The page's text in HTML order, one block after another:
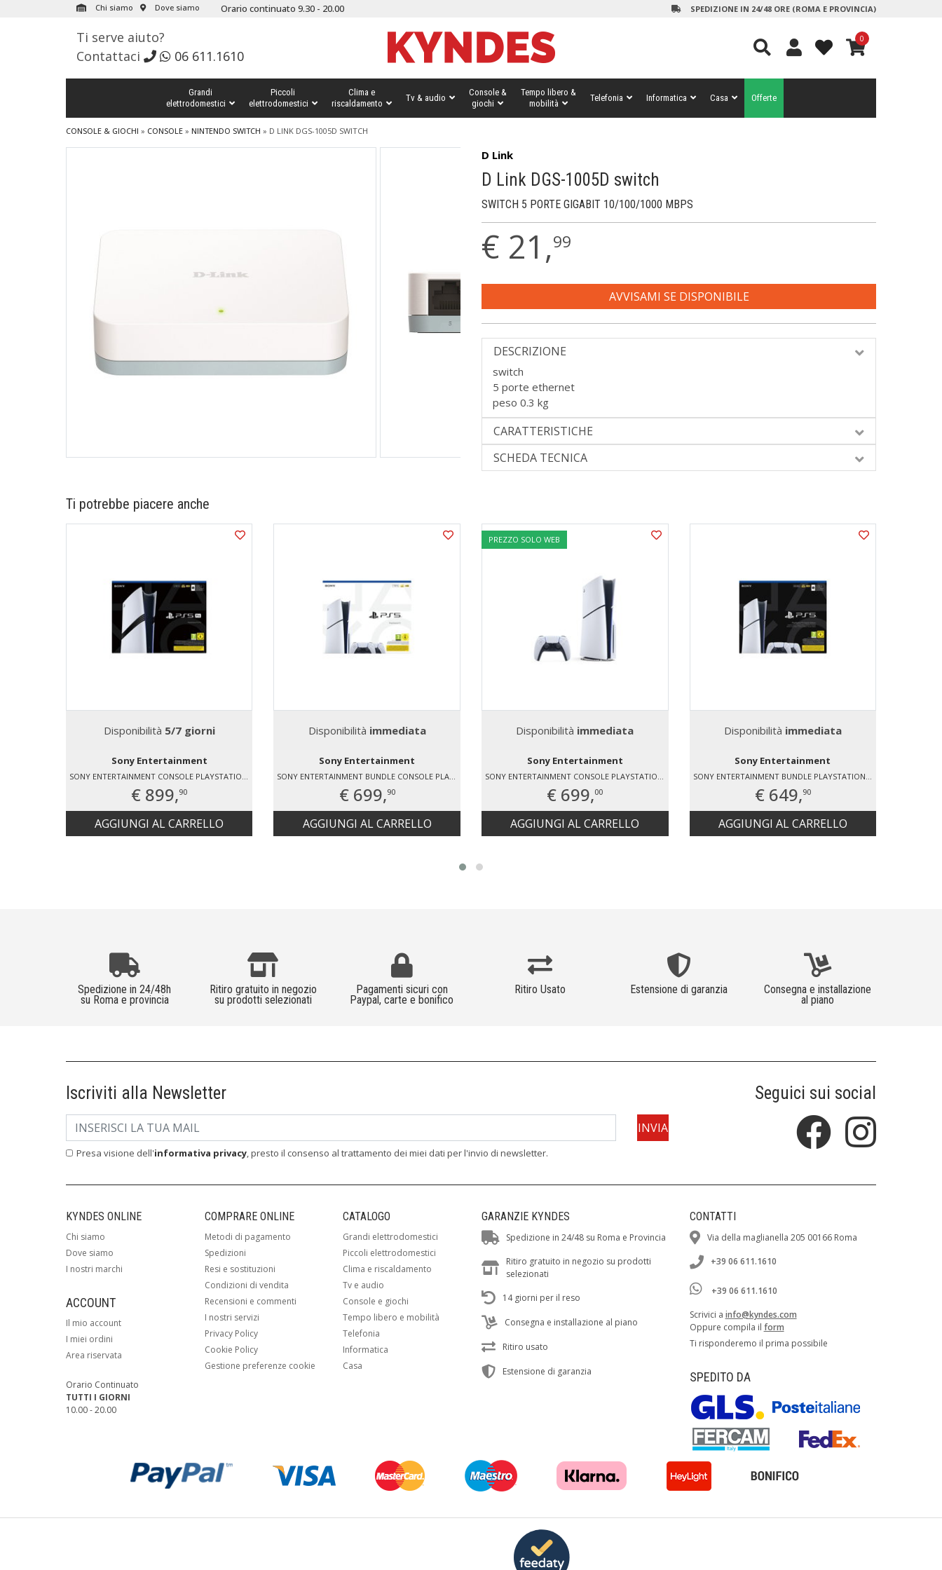
Chi siamo Dove siamo Orario continuato 9.30 - 20.00 SPEDIZIONE IN 24/48 ORE (ROMA E PROVINCIA)
Ti serve aiuto?
Contattaci
06 611.1610
0
Grandi
elettrodomestici
Piccoli
elettrodomestici
Clima e
riscaldamento
Tv & audio
Console &
giochi
Tempo libero &
mobilità
Telefonia Informatica Casa Offerte
CONSOLE & GIOCHI » CONSOLE» NINTENDO SWITCH » D LINK DGS-1005D SWITCH
D Link
D Link DGS-1005D switch
SWITCH 5 PORTE GIGABIT 10/100/1000 MBPS
€ 21,99
AVVISAMI SE DISPONIBILE
DESCRIZIONE
switch
5 porte ethernet
peso 0.3 kg
CARATTERISTICHE
SCHEDA TECNICA
Ti potrebbe piacere anche
Disponibilità 5/7 giorni
Sony Entertainment
€ 899,90
AGGIUNGI AL CARRELLO
Disponibilità immediata
Sony Entertainment
€ 699,90
AGGIUNGI AL CARRELLO
PREZZO SOLO WEB
Disponibilità immediata
Sony Entertainment
€ 699,00
AGGIUNGI AL CARRELLO
Disponibilità immediata
Sony Entertainment
€ 649,90
AGGIUNGI AL CARRELLO
Spedizione in 24/48h
su Roma e provincia
Ritiro gratuito in negozio
su prodotti selezionati
Pagamenti sicuri con
Paypal, carte e bonifico
Ritiro Usato Estensione di garanzia Consegna e installazione
al piano
Iscriviti alla Newsletter
Presa visione dell'informativa privacy, presto il consenso al trattamento dei miei dati per l'invio di newsletter.
Seguici sui social
KYNDES ONLINE
Chi siamo
Dove siamo
I nostri marchi
ACCOUNT
Il mio account
I miei ordini
Area riservata
Orario Continuato
TUTTI I GIORNI
10.00 - 20.00
COMPRARE ONLINE
Metodi di pagamento
Spedizioni
Resi e sostituzioni
Condizioni di vendita
Recensioni e commenti
I nostri servizi
Privacy Policy
Cookie Policy
Gestione preferenze cookie
CATALOGO
Grandi elettrodomestici
Piccoli elettrodomestici
Clima e riscaldamento
Tv e audio
Console e giochi
Tempo libero e mobilità
Telefonia
Informatica
Casa
GARANZIE KYNDES
Spedizione in 24/48 su Roma e Provincia
Ritiro gratuito in negozio su prodotti
selezionati
14 giorni per il reso
Consegna e installazione al piano
Ritiro usato
Estensione di garanzia
CONTATTI
Via della maglianella 205 00166 Roma
+39 06 611.1610
+39 06 611.1610
Scrivici a info@kyndes.com
Oppure compila il form
Ti risponderemo il prima possibile
SPEDITO DA